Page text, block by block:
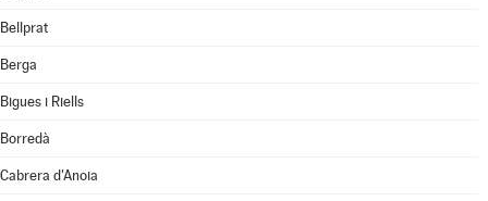
Bellprat
Berga
Bigues i Riells
Borredà
Cabrera d'Anoia